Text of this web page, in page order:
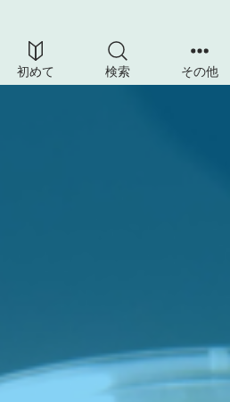
初めて 検索 その他